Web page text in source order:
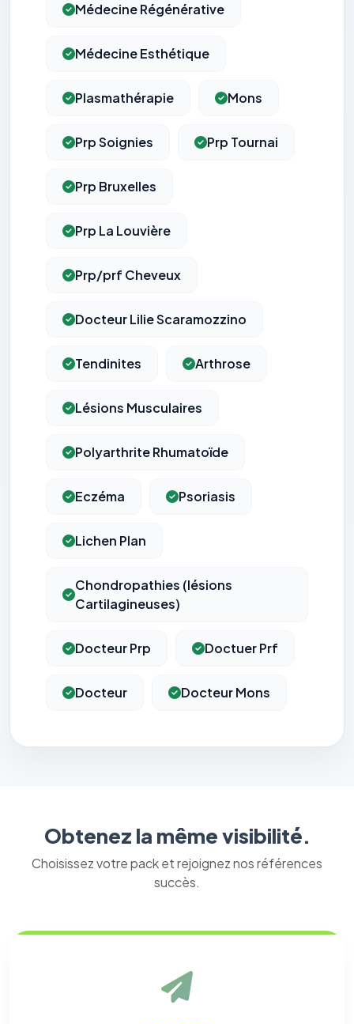
Médecine Régénérative
Médecine Esthétique
Plasmathérapie Mons
Prp Soignies Prp Tournai
Prp Bruxelles
Prp La Louvière
Prp/prf Cheveux
Docteur Lilie Scaramozzino
Tendinites Arthrose
Lésions Musculaires
Polyarthrite Rhumatoïde
Eczéma Psoriasis
Lichen Plan
Chondropathies (lésions
Cartilagineuses)
Docteur Prp Doctuer Prf
Docteur Docteur Mons
Obtenez la même visibilité.
Choisissez votre pack et rejoignez nos références
succès.